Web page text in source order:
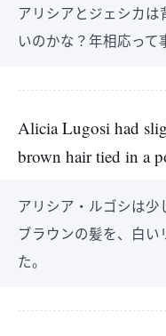
アリシアとジェシカ
いのかな？年相応って
Alicia Lugosi had
brown hair tied in a
アリシア・ルゴシは少
ブラウンの髪を、白
た。